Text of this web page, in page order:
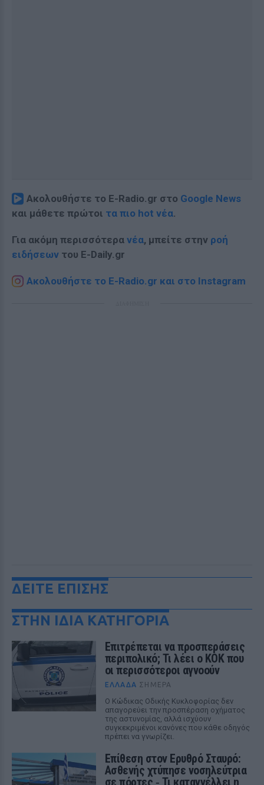
Ακολουθήστε το E-Radio.gr στο Google News
και μάθετε πρώτοι τα πιο hot νέα.
Για ακόμη περισσότερα νέα, μπείτε στην ροή
ειδήσεων του E-Daily.gr
Ακολουθήστε το E-Radio.gr και στο Instagram
ΔΕΙΤΕ ΕΠΙΣΗΣ
ΣΤΗΝ ΙΔΙΑ ΚΑΤΗΓΟΡΙΑ
Επιτρέπεται να προσπεράσεις
περιπολικό; Τι λέει ο ΚΟΚ που
οι περισσότεροι αγνοούν
ΕΛΛΆΔΑ ΣΉΜΕΡΑ
Ο Κώδικας Οδικής Κυκλοφορίας δεν
απαγορεύει την προσπέραση οχήματος
της αστυνομίας, αλλά ισχύουν
συγκεκριμένοι κανόνες που κάθε οδηγός
πρέπει να γνωρίζει.
Επίθεση στον Ερυθρό Σταυρό:
Ασθενής χτύπησε νοσηλεύτρια
σε πόρτες ‑ Τι καταγγέλλει η